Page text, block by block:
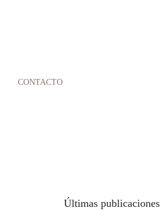
CONTACTO
Últimas publicaciones